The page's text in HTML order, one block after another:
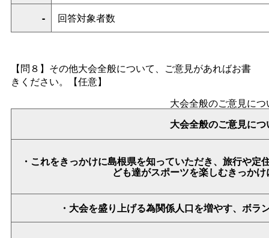
-
回答対象者数
【問８】その他大会全般について、ご意見があればお書
きください。【任意】
大会全般のご意見につ
大会全般のご意見につ
・これをきっかけに島根県を知っていただき、旅行や
ども達がスポーツを楽しむきっか
・大会を盛り上げる為関係人口を増やす、ボラ